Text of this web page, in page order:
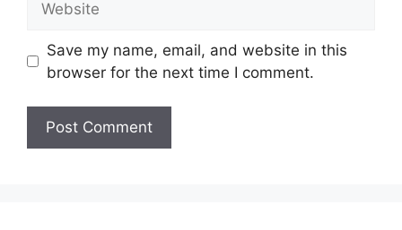
Save my name, email, and website in this
browser for the next time I comment.